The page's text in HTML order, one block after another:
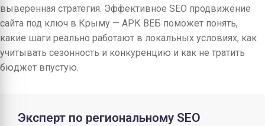
выверенная стратегия. Эффективное SEO продвижение
сайта под ключ в Крыму — АРК ВЕБ поможет понять,
какие шаги реально работают в локальных условиях, как
учитывать сезонность и конкуренцию и как не тратить
бюджет впустую.
Эксперт по региональному SEO